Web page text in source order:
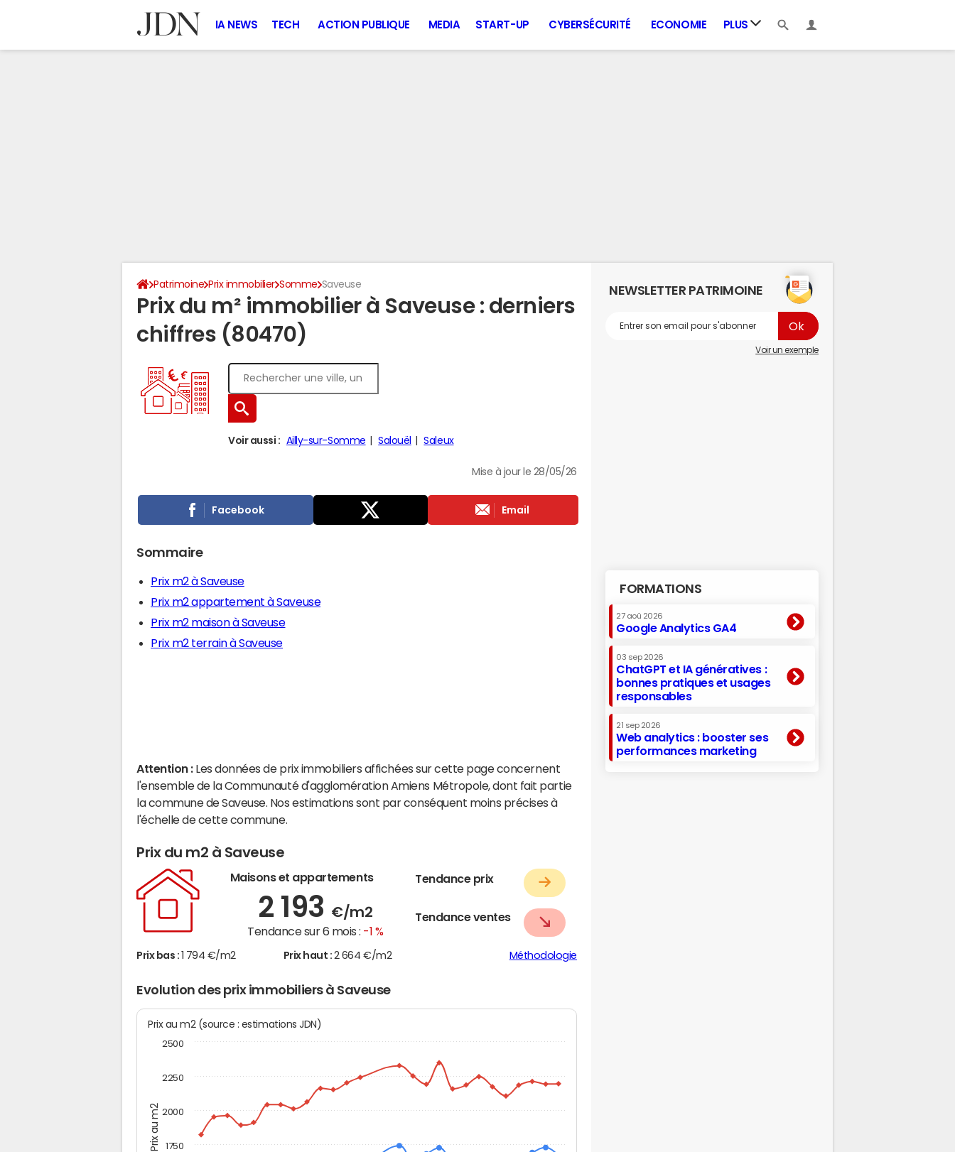
IA NEWS TECH ACTION PUBLIQUE MEDIA START-UP CYBERSÉCURITÉ ECONOMIE PLUS
Patrimoine Prix immobilier Somme Saveuse
Prix du m² immobilier à Saveuse : derniers
chiffres (80470)
Voir aussi : Ailly-sur-Somme Salouël Saleux
Mise à jour le 28/05/26
Facebook Email
Sommaire
Prix m2 à Saveuse
Prix m2 appartement à Saveuse
Prix m2 maison à Saveuse
Prix m2 terrain à Saveuse
Attention : Les données de prix immobiliers affichées sur cette page concernent
l'ensemble de la Communauté d'agglomération Amiens Métropole, dont fait partie
la commune de Saveuse. Nos estimations sont par conséquent moins précises à
l'échelle de cette commune.
Prix du m2 à Saveuse
Maisons et appartements
2 193 €/m2
Tendance sur 6 mois : -1 %
Tendance prix
Tendance ventes
Prix bas : 1 794 €/m2 Prix haut : 2 664 €/m2 Méthodologie
Evolution des prix immobiliers à Saveuse
Prix au m2
Prix au m2 (source : estimations JDN)
1750
2000
2250
2500
NEWSLETTER PATRIMOINE
Voir un exemple
FORMATIONS
27 aoû 2026
Google Analytics GA4
03 sep 2026
ChatGPT et IA génératives :
bonnes pratiques et usages
responsables
21 sep 2026
Web analytics : booster ses
performances marketing